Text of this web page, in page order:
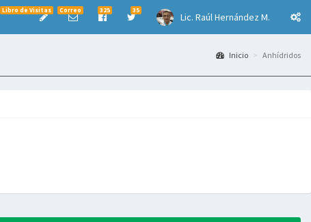
Libro de Visitas Correo 325 35
Lic. Raúl Hernández M.
Inicio Anhídridos